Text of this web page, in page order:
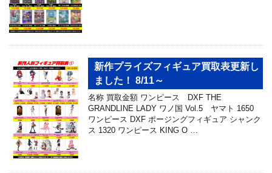
新作プライズフィギュア買取表更新し
ました！ 8/11～
名称 買取金額 ワンピース DXF THE
GRANDLINE LADY ワノ国 Vol.5 ヤマト 1650
ワンピース DXF ポージングフィギュア シャンク
ス 1320 ワンピース KING O …